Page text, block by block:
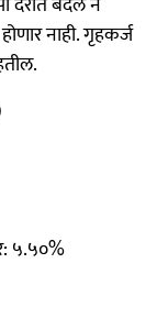
नाही. गृहकर्ज
५.५०%